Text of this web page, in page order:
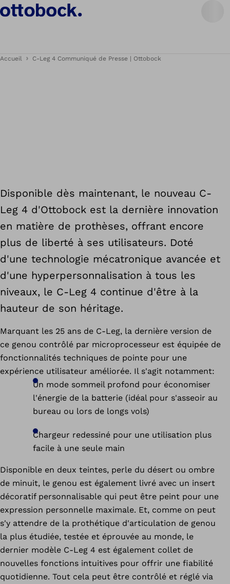
Accueil C-Leg 4 Communiqué de Presse | Ottobock
Disponible dès maintenant, le nouveau C-
Leg 4 d'Ottobock est la dernière innovation
en matière de prothèses, offrant encore
plus de liberté à ses utilisateurs. Doté
d'une technologie mécatronique avancée et
d'une hyperpersonnalisation à tous les
niveaux, le C-Leg 4 continue d'être à la
hauteur de son héritage.
Marquant les 25 ans de C-Leg, la dernière version de
ce genou contrôlé par microprocesseur est équipée de
fonctionnalités techniques de pointe pour une
expérience utilisateur améliorée. Il s'agit notamment:
Un mode sommeil profond pour économiser
l'énergie de la batterie (idéal pour s'asseoir au
bureau ou lors de longs vols)
Chargeur redessiné pour une utilisation plus
facile à une seule main
Disponible en deux teintes, perle du désert ou ombre
de minuit, le genou est également livré avec un insert
décoratif personnalisable qui peut être peint pour une
expression personnelle maximale. Et, comme on peut
s'y attendre de la prothétique d'articulation de genou
la plus étudiée, testée et éprouvée au monde, le
dernier modèle C-Leg 4 est également collet de
nouvelles fonctions intuitives pour offrir une fiabilité
quotidienne. Tout cela peut être contrôlé et réglé via